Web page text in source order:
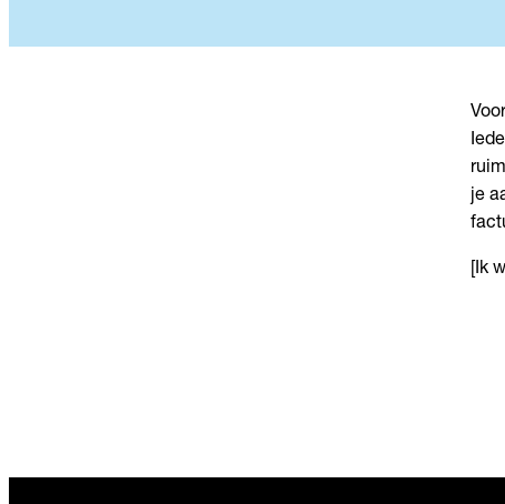
je
[Ik